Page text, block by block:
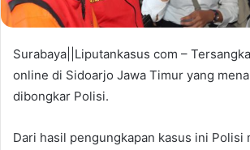
Surabaya||Liputankasus com –
online di Sidoarjo Jawa Timur yang
dibongkar Polisi.
Dari hasil pengungkapan kasus ini Polisi